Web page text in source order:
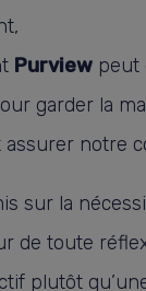
Purview peut
garder la
assurer notre
sur la
de toute
plutôt